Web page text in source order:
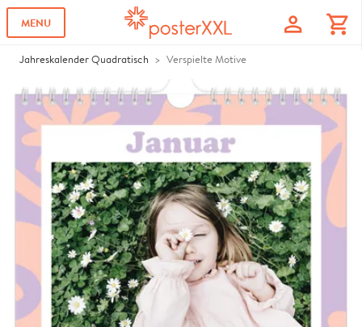
MENU profile shopping_cart
Jahreskalender Quadratisch Verspielte Motive